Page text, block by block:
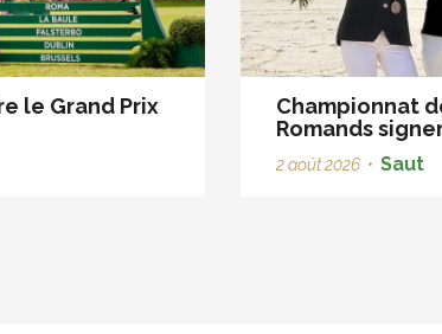
le Grand Prix
Championnat
Romands
2 août 2026 • Saut